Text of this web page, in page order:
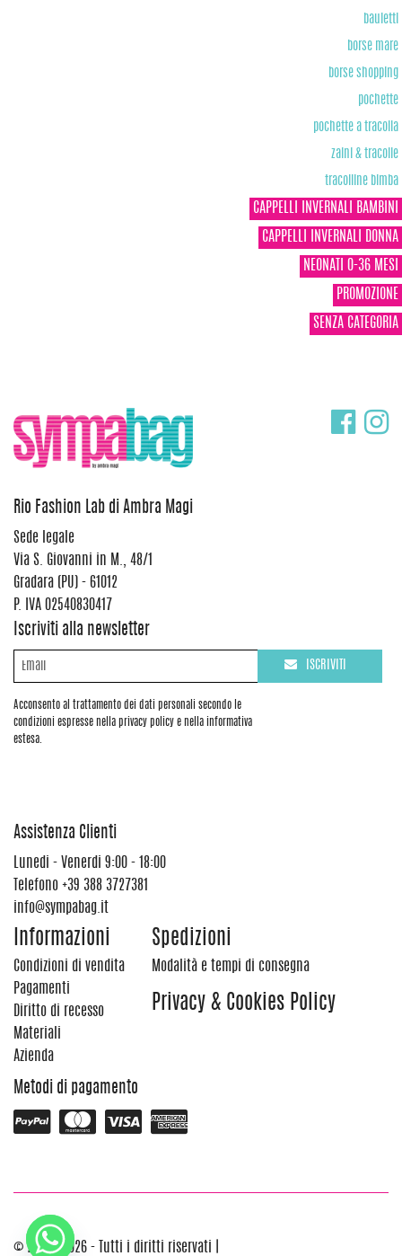
bauletti
borse mare
borse shopping
pochette
pochette a tracolla
zaini & tracolle
tracolline bimba
CAPPELLI INVERNALI BAMBINI
CAPPELLI INVERNALI DONNA
NEONATI 0-36 MESI
PROMOZIONE
SENZA CATEGORIA
Rio Fashion Lab di Ambra Magi
Sede legale
Via S. Giovanni in M., 48/1
Gradara (PU) - 61012
P. IVA 02540830417
Iscriviti alla newsletter
Acconsento al trattamento dei dati personali secondo le
condizioni espresse nella privacy policy e nella informativa
estesa.
ISCRIVITI
Assistenza Clienti
Lunedi - Venerdi 9:00 - 18:00
Telefono +39 388 3727381
info@sympabag.it
Informazioni
Condizioni di vendita
Pagamenti
Diritto di recesso
Materiali
Azienda
Spedizioni
Modalità e tempi di consegna
Privacy & Cookies Policy
Metodi di pagamento
© 2012 - 2026 - Tutti i diritti riservati |